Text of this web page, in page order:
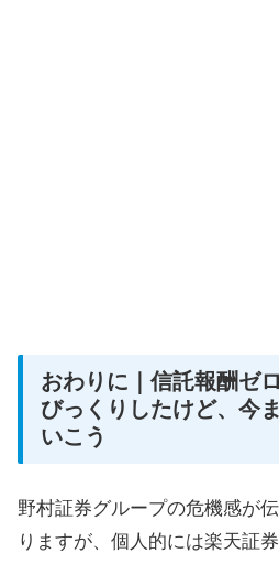
おわりに｜信託報酬ゼ
びっくりしたけど、今
いこう
野村証券グループの危機感が
りますが、個人的には楽天証